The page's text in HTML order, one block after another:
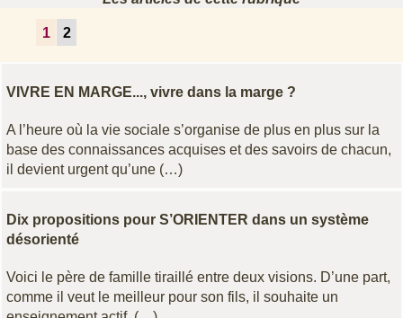
1 2
VIVRE EN MARGE..., vivre dans la marge ?
A l’heure où la vie sociale s’organise de plus en plus sur la
base des connaissances acquises et des savoirs de chacun,
il devient urgent qu’une (…)
Dix propositions pour S’ORIENTER dans un système
désorienté
Voici le père de famille tiraillé entre deux visions. D’une part,
comme il veut le meilleur pour son fils, il souhaite un